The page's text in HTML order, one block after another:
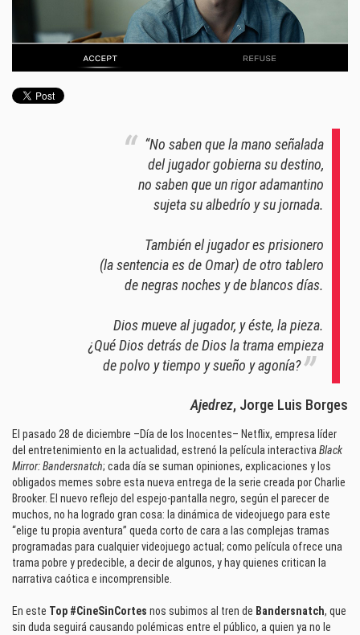
“No saben que la mano señalada
del jugador gobierna su destino,
no saben que un rigor adamantino
sujeta su albedrío y su jornada.
También el jugador es prisionero
(la sentencia es de Omar) de otro tablero
de negras noches y de blancos días.
Dios mueve al jugador, y éste, la pieza.
¿Qué Dios detrás de Dios la trama empieza
de polvo y tiempo y sueño y agonía?
Ajedrez, Jorge Luis Borges
El pasado 28 de diciembre –Día de los Inocentes– Netflix, empresa líder
del entretenimiento en la actualidad, estrenó la película interactivaBlack
Mirror: Bandersnatch; cada día se suman opiniones, explicaciones y los
obligados memes sobre esta nueva entrega de la serie creada por Charlie
Brooker. El nuevo reflejo del espejo-pantalla negro, según el parecer de
muchos, no ha logrado gran cosa: la dinámica de videojuego para este
“elige tu propia aventura” queda corto de cara a las complejas tramas
programadas para cualquier videojuego actual; como película ofrece una
trama pobre y predecible, a decir de algunos, y hay quienes critican la
narrativa caótica e incomprensible.
En este Top #CineSinCortes nos subimos al tren de Bandersnatch, que
sin duda seguirá causando polémicas entre el público, a quien ya no le